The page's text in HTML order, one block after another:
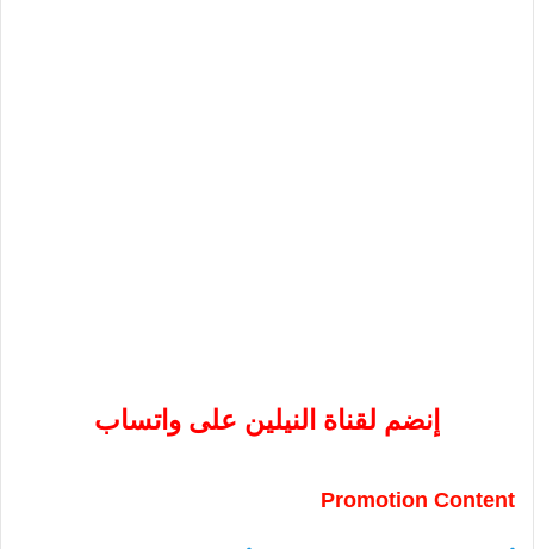
إنضم لقناة النيلين على واتساب
Promotion Content